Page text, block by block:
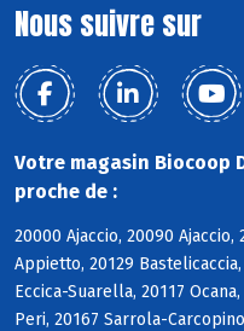
Nous suivre sur
Votre magasin Biocoop
proche de :
20000 Ajaccio, 20090 Ajaccio,
Appietto, 20129
Eccica-Suarella, 20117
Peri, 20167 Sarrola-